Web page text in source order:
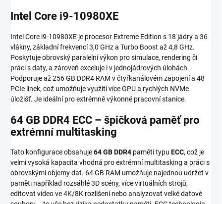
Intel Core i9-10980XE
Intel Core i9-10980XE je procesor Extreme Edition s 18 jádry a 36
vlákny, základní frekvencí 3,0 GHz a Turbo Boost až 4,8 GHz.
Poskytuje obrovský paralelní výkon pro simulace, rendering či
práci s daty, a zároveň exceluje i v jednojádrových úlohách.
Podporuje až 256 GB DDR4 RAM v čtyřkanálovém zapojení a 48
PCIe linek, což umožňuje využití více GPU a rychlých NVMe
úložišť. Je ideální pro extrémně výkonné pracovní stanice.
64 GB DDR4 ECC – špičková paměť pro
extrémní multitasking
Tato konfigurace obsahuje64 GB DDR4 paměti typu ECC, což je
velmi vysoká kapacita vhodná pro extrémní multitasking a práci s
obrovskými objemy dat. 64 GB RAM umožňuje najednou udržet v
paměti například rozsáhlé 3D scény, více virtuálních strojů,
editovat video ve 4K/8K rozlišení nebo analyzovat velké datové